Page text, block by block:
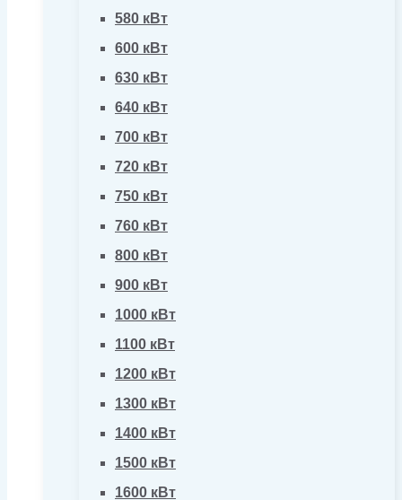
580 кВт
600 кВт
630 кВт
640 кВт
700 кВт
720 кВт
750 кВт
760 кВт
800 кВт
900 кВт
1000 кВт
1100 кВт
1200 кВт
1300 кВт
1400 кВт
1500 кВт
1600 кВт